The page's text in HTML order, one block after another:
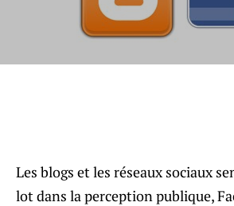
Les blogs et les réseaux sociaux
lot dans la perception publique,